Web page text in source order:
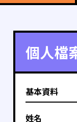
個人檔
基本資料
姓名